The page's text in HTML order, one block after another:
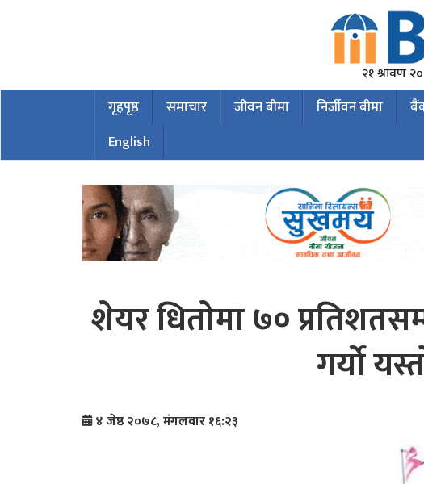
२१ श्रावण
गृहपृष्ठ समाचार जीवन बीमा निर्जीवन बीमा
English
शेयर धितोमा ७०
गर्यो
४ जेष्ठ २०७८, मंगलवार १६:२३